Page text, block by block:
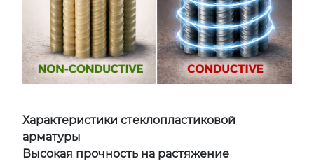
Характеристики стеклопластиковой
арматуры
Высокая прочность на растяжение